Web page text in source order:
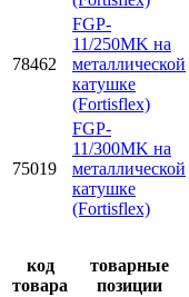
78462
FGP-
11/250MK на
металлической
катушке
(Fortisflex)
75019
FGP-
11/300MK на
металлической
катушке
(Fortisflex)
код
товара
товарные
позиции